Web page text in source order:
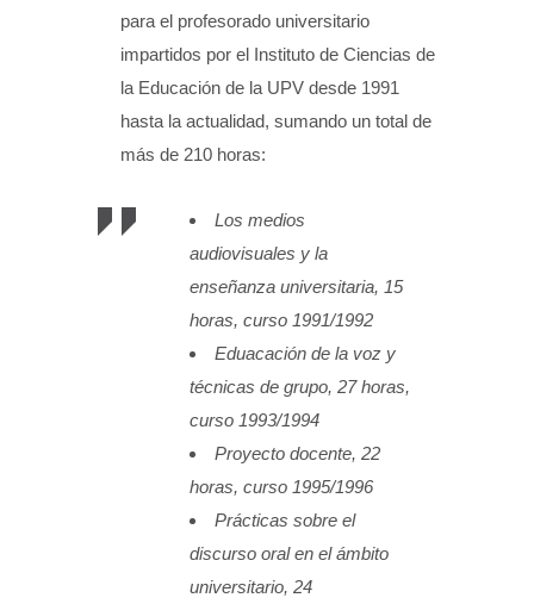
para el profesorado universitario
impartidos por el Instituto de Ciencias de
la Educación de la UPV desde 1991
hasta la actualidad, sumando un total de
más de 210 horas:
Los medios
audiovisuales y la
enseñanza universitaria, 15
horas, curso 1991/1992
Eduacación de la voz y
técnicas de grupo, 27 horas,
curso 1993/1994
Proyecto docente, 22
horas, curso 1995/1996
Prácticas sobre el
discurso oral en el ámbito
universitario, 24